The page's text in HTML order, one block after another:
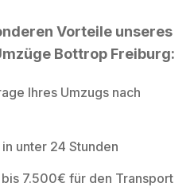
Vorteile unseres
Bottrop Freiburg:
Ihres Umzugs nach
unter 24 Stunden
7.500€ für den Transport